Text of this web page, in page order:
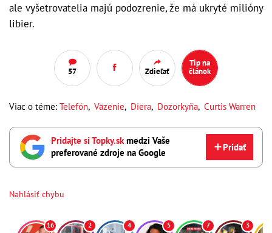
ale vyšetrovatelia majú podozrenie, že má ukryté milióny
libier.
57 Zdieľať
Tip na
článok
Viac o téme: Telefón, Väzenie, Diera, Dozorkyňa, Curtis Warren
Pridajte si Topky.skmedzi Vaše
preferované zdroje na Google
Pridať
Nahlásiť chybu
16 2 4 5 7 3